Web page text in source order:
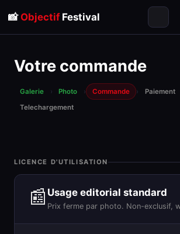
📸 ObjectifFestival
Votre commande
Galerie › Photo › Commande › Paiement
Telechargement
LICENCE D'UTILISATION
📰 Usage editorial standard
Prix ferme par photo. Non-exclusif,